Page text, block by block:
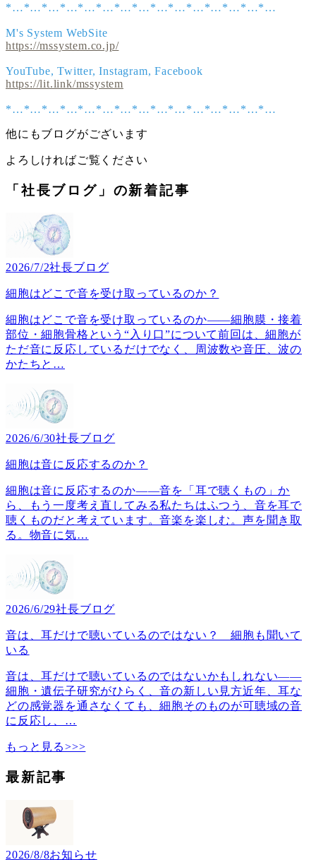
*…*…*…*…*…*…*…*…*…*…*…*…*…*…*…
M's System WebSite
https://mssystem.co.jp/
YouTube, Twitter, Instagram, Facebook
https://lit.link/mssystem
*…*…*…*…*…*…*…*…*…*…*…*…*…*…*…
他にもブログがございます
よろしければご覧ください
「社長ブログ」の新着記事
2026/7/2社長ブログ
細胞はどこで音を受け取っているのか？
細胞はどこで音を受け取っているのか――細胞膜・接着
部位・細胞骨格という“入り口”について前回は、細胞が
ただ音に反応しているだけでなく、周波数や音圧、波の
かたちと …
2026/6/30社長ブログ
細胞は音に反応するのか？
細胞は音に反応するのか――音を「耳で聴くもの」か
ら、もう一度考え直してみる私たちはふつう、音を耳で
聴くものだと考えています。音楽を楽しむ。声を聞き取
る。物音に気…
2026/6/29社長ブログ
音は、耳だけで聴いているのではない？ 細胞も聞いて
いる
音は、耳だけで聴いているのではないかもしれない――
細胞・遺伝子研究がひらく、音の新しい見方近年、耳な
どの感覚器を通さなくても、細胞そのものが可聴域の音
に反応し、 …
もっと見る>>>
最新記事
2026/8/8お知らせ